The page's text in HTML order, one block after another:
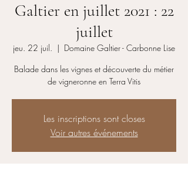
Galtier en juillet 2021 : 22
juillet
jeu. 22 juil.
  |
Domaine Galtier - Carbonne Lise
Balade dans les vignes et découverte du métier
de vigneronne en Terra Vitis
Les inscriptions sont closes
Voir autres événements